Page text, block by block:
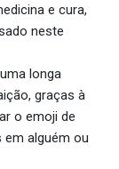
e cura,
neste
longa
graças à
o emoji de
em alguém ou